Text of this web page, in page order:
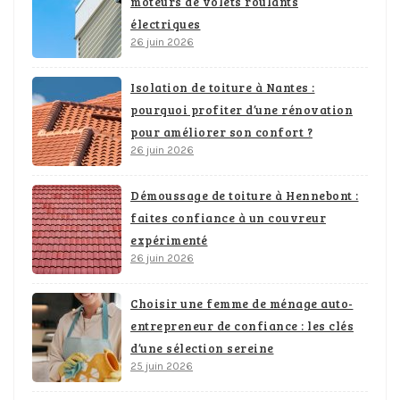
électriques
26 juin 2026
Isolation de toiture à Nantes :
pourquoi profiter d’une rénovation
pour améliorer son confort ?
26 juin 2026
Démoussage de toiture à Hennebont :
faites confiance à un couvreur
expérimenté
26 juin 2026
Choisir une femme de ménage auto-
entrepreneur de confiance : les clés
d’une sélection sereine
25 juin 2026